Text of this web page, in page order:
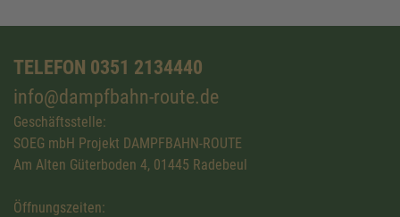
TELEFON 0351 2134440
info@dampfbahn-route.de
Geschäftsstelle:
SOEG mbH Projekt DAMPFBAHN-ROUTE
Am Alten Güterboden 4, 01445 Radebeul
Öffnungszeiten: